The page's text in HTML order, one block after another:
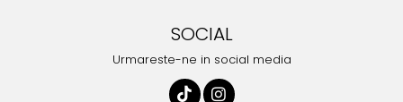
SOCIAL
Urmareste-ne in social media